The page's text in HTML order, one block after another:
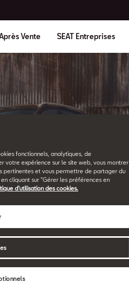
Vente SEAT Entreprises
P Q R S T U V
fonctionnels, analytiques, de
votre expérience sur le site web, vous montrer
pertinentes et vous permettre de partager du
cliquant sur "Gérer les préférences en
d'utilisation des cookies.